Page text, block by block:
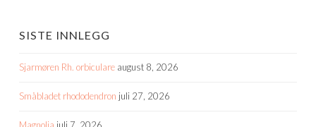
SISTE INNLEGG
Sjarmøren Rh. orbiculare august 8, 2026
Småbladet rhododendron juli 27, 2026